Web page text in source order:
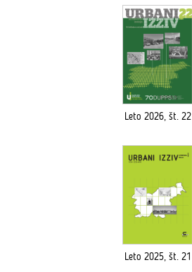
Leto 2026, št. 22
Leto 2025, št. 21